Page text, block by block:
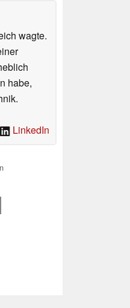
wagte.
habe,
LinkedIn